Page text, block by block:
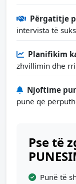
Përgatitje
intervista të
Planifikim
zhvillimin dhe
Njoftime
punë që
Pse të
Punë të